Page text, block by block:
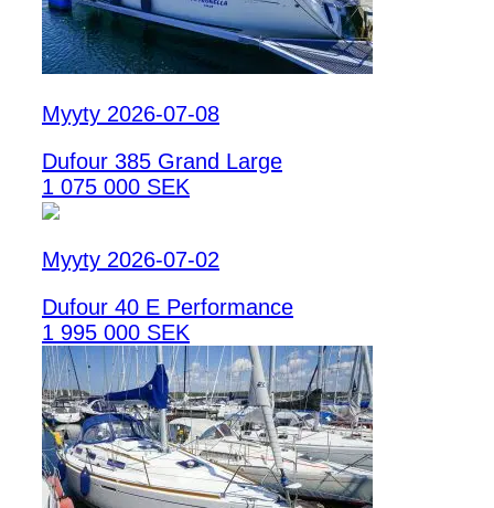
Myyty 2026-07-08
Dufour 385 Grand Large
1 075 000 SEK
Myyty 2026-07-02
Dufour 40 E Performance
1 995 000 SEK